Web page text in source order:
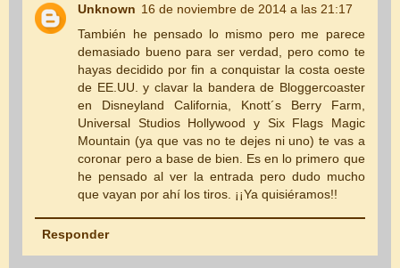
Unknown 16 de noviembre de 2014 a las 21:17
También he pensado lo mismo pero me parece
demasiado bueno para ser verdad, pero como te
hayas decidido por fin a conquistar la costa oeste
de EE.UU. y clavar la bandera de Bloggercoaster
en Disneyland California, Knott´s Berry Farm,
Universal Studios Hollywood y Six Flags Magic
Mountain (ya que vas no te dejes ni uno) te vas a
coronar pero a base de bien. Es en lo primero que
he pensado al ver la entrada pero dudo mucho
que vayan por ahí los tiros. ¡¡Ya quisiéramos!!
Responder